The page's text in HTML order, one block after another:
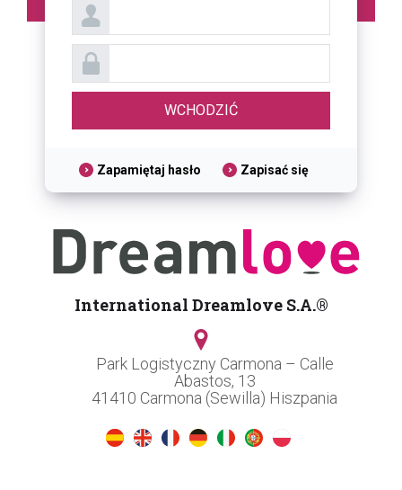
Zapamiętaj hasło Zapisać się
International Dreamlove S.A.®
Park Logistyczny Carmona – Calle
Abastos, 13
41410 Carmona (Sewilla) Hiszpania